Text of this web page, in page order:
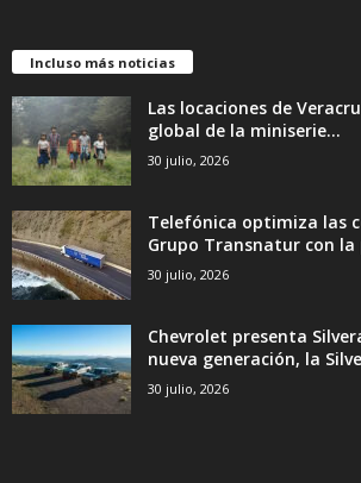
Incluso más noticias
Las locaciones de
global de la miniserie...
30 julio, 2026
Telefónica optimiza las
Grupo Transnatur con
30 julio, 2026
Chevrolet presenta
nueva generación, la
30 julio, 2026